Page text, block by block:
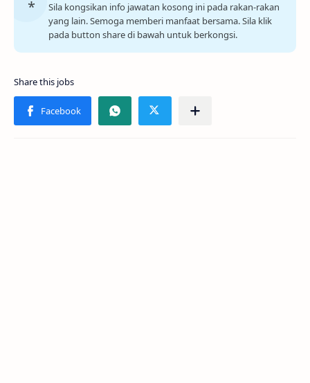
Sila kongsikan info jawatan kosong ini pada rakan-rakan
yang lain. Semoga memberi manfaat bersama. Sila klik
pada button share di bawah untuk berkongsi.